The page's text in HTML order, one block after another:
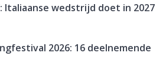
Italiaanse wedstrijd doet in 2027
2026: 16 deelnemende